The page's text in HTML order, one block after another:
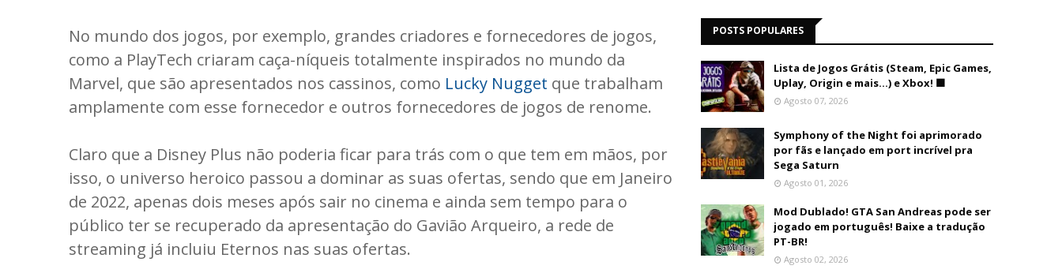
No mundo dos jogos, por exemplo, grandes criadores e fornecedores de jogos,
como a PlayTech criaram caça-níqueis totalmente inspirados no mundo da
Marvel, que são apresentados nos cassinos, como Lucky Nugget que trabalham
amplamente com esse fornecedor e outros fornecedores de jogos de renome.
Claro que a Disney Plus não poderia ficar para trás com o que tem em mãos, por
isso, o universo heroico passou a dominar as suas ofertas, sendo que em Janeiro
de 2022, apenas dois meses após sair no cinema e ainda sem tempo para o
público ter se recuperado da apresentação do Gavião Arqueiro, a rede de
streaming já incluiu Eternos nas suas ofertas.
POSTS POPULARES
Lista de Jogos Grátis (Steam, Epic Games,
Uplay, Origin e mais...) e Xbox! 🟩
Agosto 07, 2026
Symphony of the Night foi aprimorado
por fãs e lançado em port incrível pra
Sega Saturn
Agosto 01, 2026
Mod Dublado! GTA San Andreas pode ser
jogado em português! Baixe a tradução
PT-BR!
Agosto 02, 2026